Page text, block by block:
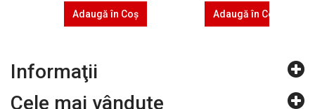
Adaugă în Coş Adaugă în Coş
Informaţii
Cele mai vândute